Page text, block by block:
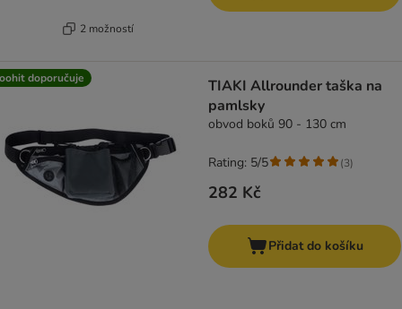
2 možností
doporučuje
TIAKI Allrounder taška na
pamlsky
obvod boků 90 - 130 cm
282 Kč
Rating: 5/5 (3)
Přidat do košíku